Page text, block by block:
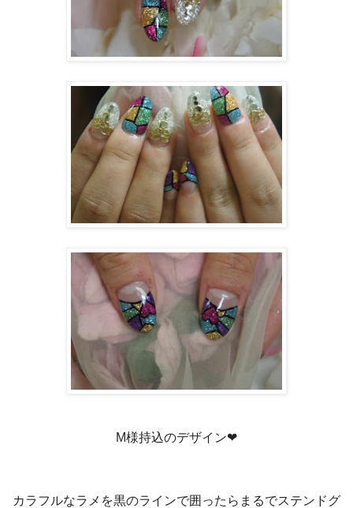
M様持込のデザイン❤
カラフルなラメを黒のラインで囲ったらまるでステンドグ